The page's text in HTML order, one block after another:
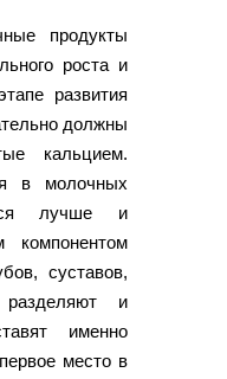
продукты
роста и
развития
должны
кальцием.
в молочных
лучше и
компонентом
суставов,
и
именно
место в